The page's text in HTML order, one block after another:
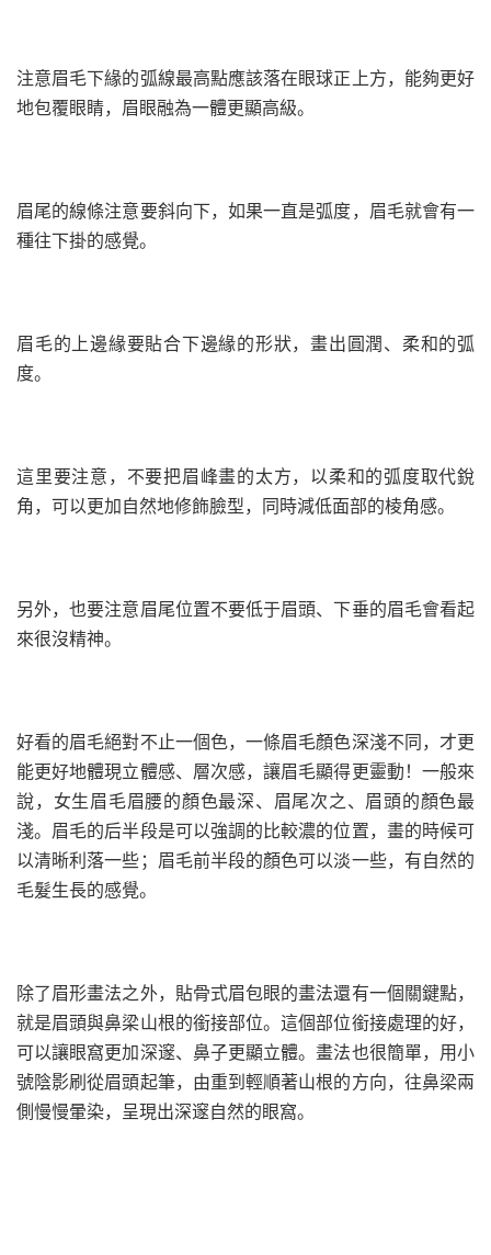
注意眉毛下緣的弧線最高點應該落在眼球正上方，能夠更好
地包覆眼睛，眉眼融為一體更顯高級。
眉尾的線條注意要斜向下，如果一直是弧度，眉毛就會有一
種往下掛的感覺。
眉毛的上邊緣要貼合下邊緣的形狀，畫出圓潤、柔和的弧
度。
這里要注意，不要把眉峰畫的太方，以柔和的弧度取代銳
角，可以更加自然地修飾臉型，同時減低面部的棱角感。
另外，也要注意眉尾位置不要低于眉頭、下垂的眉毛會看起
來很沒精神。
好看的眉毛絕對不止一個色，一條眉毛顏色深淺不同，才更
能更好地體現立體感、層次感，讓眉毛顯得更靈動！一般來
說，女生眉毛眉腰的顏色最深、眉尾次之、眉頭的顏色最
淺。眉毛的后半段是可以強調的比較濃的位置，畫的時候可
以清晰利落一些；眉毛前半段的顏色可以淡一些，有自然的
毛髮生長的感覺。
除了眉形畫法之外，貼骨式眉包眼的畫法還有一個關鍵點，
就是眉頭與鼻梁山根的銜接部位。這個部位銜接處理的好，
可以讓眼窩更加深邃、鼻子更顯立體。畫法也很簡單，用小
號陰影刷從眉頭起筆，由重到輕順著山根的方向，往鼻梁兩
側慢慢暈染，呈現出深邃自然的眼窩。